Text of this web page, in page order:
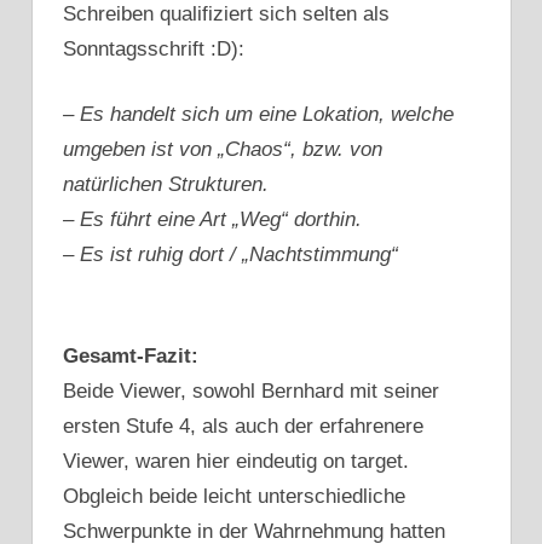
Schreiben qualifiziert sich selten als
Sonntagsschrift :D):
– Es handelt sich um eine Lokation, welche
umgeben ist von „Chaos“, bzw. von
natürlichen Strukturen.
– Es führt eine Art „Weg“ dorthin.
– Es ist ruhig dort / „Nachtstimmung“
Gesamt-Fazit:
Beide Viewer, sowohl Bernhard mit seiner
ersten Stufe 4, als auch der erfahrenere
Viewer, waren hier eindeutig on target.
Obgleich beide leicht unterschiedliche
Schwerpunkte in der Wahrnehmung hatten